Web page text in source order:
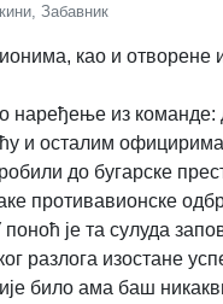
Забавник
као и
наређење из
и осталим
до бугарске
противавионске
је та сулуда
разлога изостане
било ама баш